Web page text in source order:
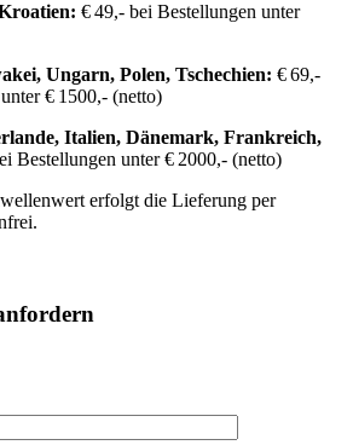
€ 49,- bei Bestellungen unter
Ungarn, Polen, Tschechien: € 69,-
€ 1500,- (netto)
Italien, Dänemark, Frankreich,
Bestellungen unter € 2000,- (netto)
erfolgt die Lieferung per